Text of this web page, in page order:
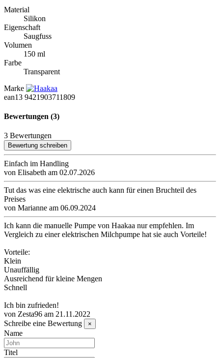
Material
Silikon
Eigenschaft
Saugfuss
Volumen
150 ml
Farbe
Transparent
Marke
ean13 9421903711809
Bewertungen (3)
3 Bewertungen
Bewertung schreiben
Einfach im Handling
von Elisabeth am 02.07.2026
Tut das was eine elektrische auch kann für einen Bruchteil des
Preises
von Marianne am 06.09.2024
Ich kann die manuelle Pumpe von Haakaa nur empfehlen. Im
Vergleich zu einer elektrischen Milchpumpe hat sie auch Vorteile!
Vorteile:
Klein
Unauffällig
Ausreichend für kleine Mengen
Schnell
Ich bin zufrieden!
von Zesta96 am 21.11.2022
Schreibe eine Bewertung
×
Name
Titel